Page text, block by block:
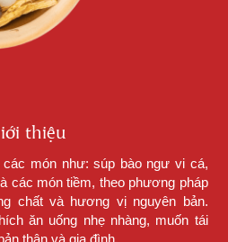
thiệu
món như: súp bào ngư vi cá,
các món tiềm, theo phương pháp
chất và hương vị nguyên bản.
ăn uống nhẹ nhàng, muốn tái